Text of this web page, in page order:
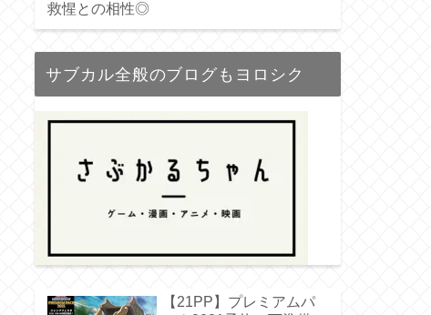
救惺との相性◎
サブカル全般のブログもヨロシク
【21PP】プレミアムパ